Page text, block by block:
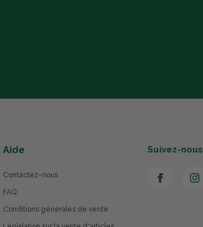
Aide
Contactez-nous
FAQ
Conditions générales de vente
Suivez-nous